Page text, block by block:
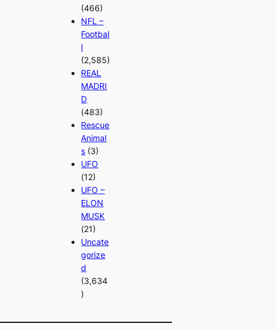
(466)
NFL –
Footbal
l
(2,585)
REAL
MADRI
D
(483)
Rescue
Animal
s (3)
UFO
(12)
UFO –
ELON
MUSK
(21)
Uncate
gorize
d
(3,634
)